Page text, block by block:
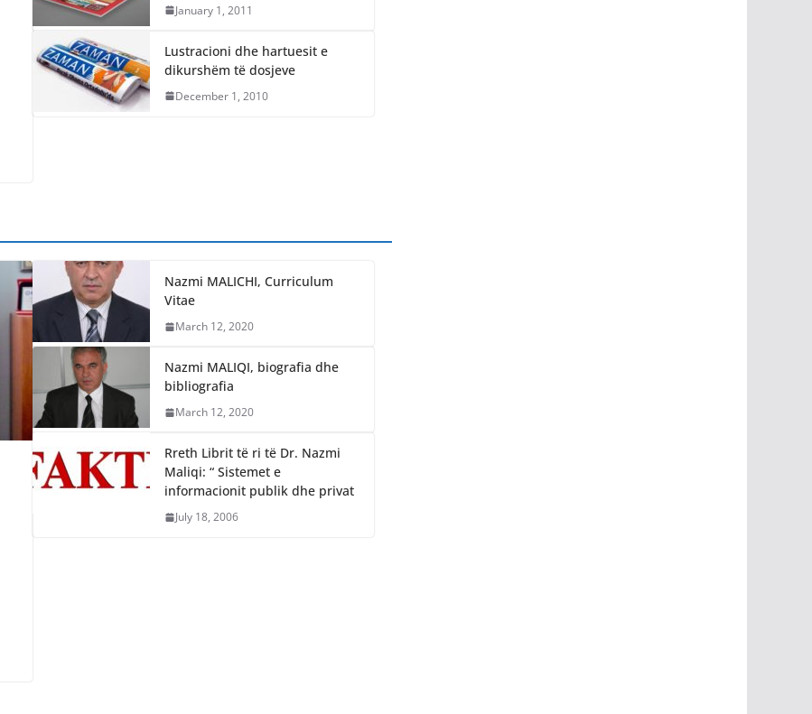
January 1, 2011
Lustracioni dhe hartuesit e
dikurshëm të dosjeve
December 1, 2010
Nazmi MALICHI, Curriculum
Vitae
March 12, 2020
Nazmi MALIQI, biografia dhe
bibliografia
March 12, 2020
Rreth Librit të ri të Dr. Nazmi
Maliqi: “ Sistemet e
informacionit publik dhe privat
July 18, 2006